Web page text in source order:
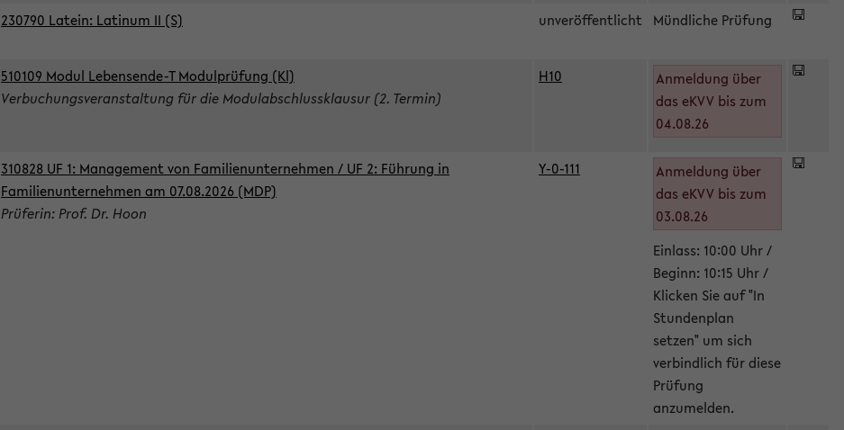
230790 Latein: Latinum II (S) unveröffentlicht Mündliche Prüfung
510109 Modul Lebensende-T Modulprüfung (Kl)
Verbuchungsveranstaltung für die Modulabschlussklausur (2. Termin)
H10
Anmeldung über
das eKVV bis zum
04.08.26
310828 UF 1: Management von Familienunternehmen / UF 2: Führung in
Familienunternehmen am 07.08.2026 (MDP)
Prüferin: Prof. Dr. Hoon
Y-0-111
Anmeldung über
das eKVV bis zum
03.08.26
Einlass: 10:00 Uhr /
Beginn: 10:15 Uhr /
Klicken Sie auf "In
Stundenplan
setzen" um sich
verbindlich für diese
Prüfung
anzumelden.